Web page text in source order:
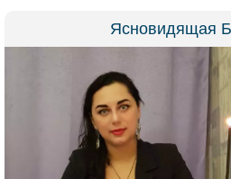
Ясновидящая